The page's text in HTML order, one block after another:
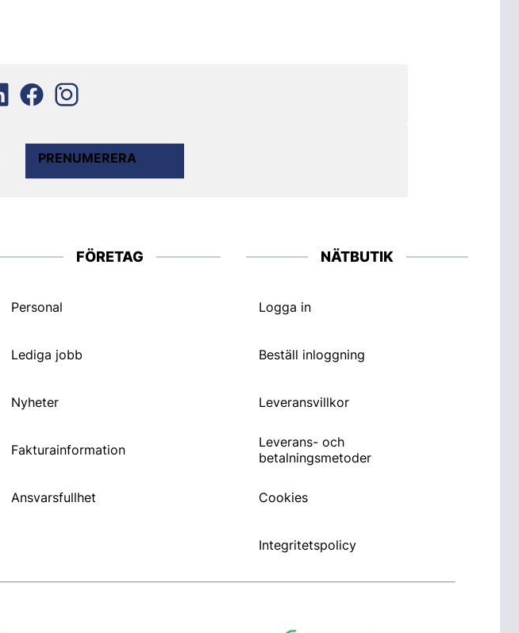
PRENUMERERA
FÖRETAG
Personal
Lediga jobb
Nyheter
Fakturainformation
Ansvarsfullhet
NÄTBUTIK
Logga in
Beställ inloggning
Leveransvillkor
Leverans- och
betalningsmetoder
Cookies
Integritetspolicy